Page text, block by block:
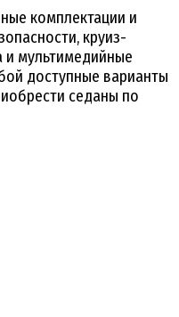
комплектации и
круиз-
и мультимедийные
доступные варианты
седаны по